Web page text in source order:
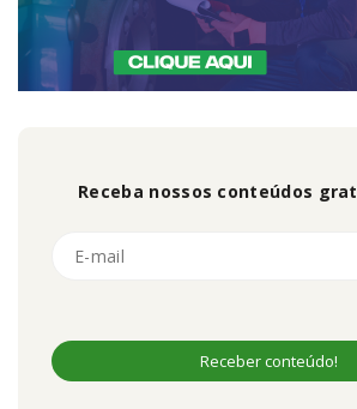
Receba nossos conteúdos